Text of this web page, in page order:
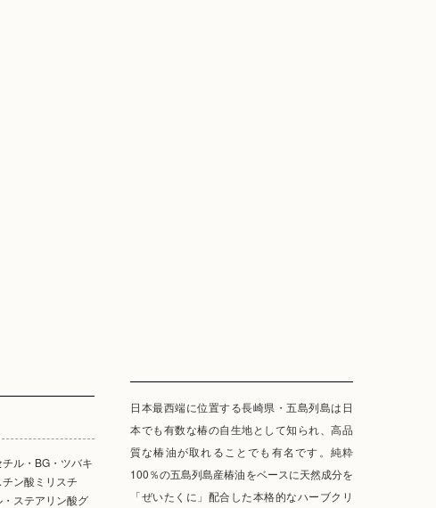
ル・BG・ツバキ
ン酸ミリスチ
ステアリン酸グ
日本最西端に位置する長崎県・五島列島は日
本でも有数な椿の自生地として知られ、高品
質な椿油が取れることでも有名です。純粋
100％の五島列島産椿油をベースに天然成分を
「ぜいたくに」配合した本格的なハーブクリ